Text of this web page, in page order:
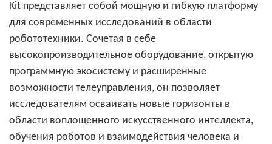
Kit представляет собой мощную и гибкую платформу
для современных исследований в области
робототехники. Сочетая в себе
высокопроизводительное оборудование, открытую
программную экосистему и расширенные
возможности телеуправления, он позволяет
исследователям осваивать новые горизонты в
области воплощенного искусственного интеллекта,
обучения роботов и взаимодействия человека и